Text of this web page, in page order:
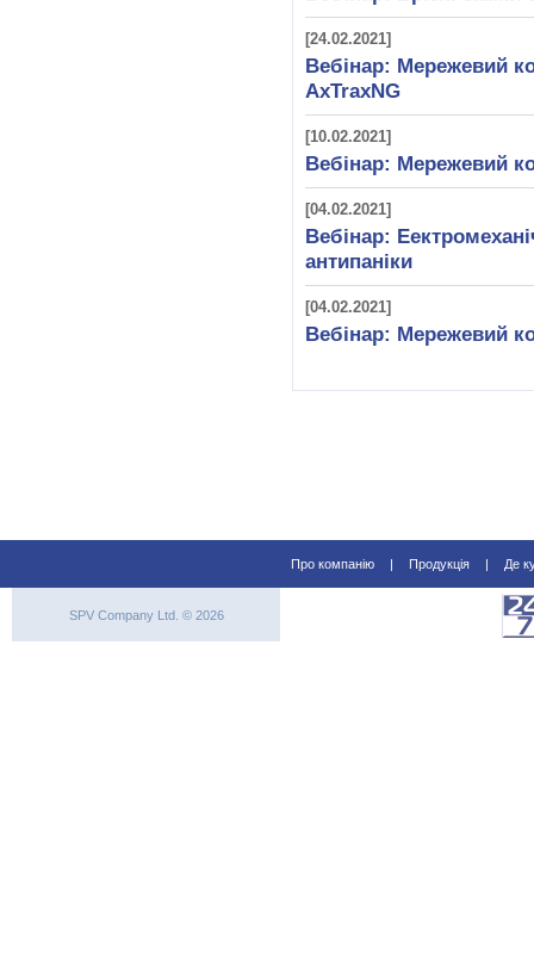
[24.02.2021]
Вебінар: Мережевий
AxTraxNG
[10.02.2021]
Вебінар: Мережевий
[04.02.2021]
Вебінар:
антипаніки
[04.02.2021]
Вебінар: Мережевий
Про компанію | Продукція | Де
SPV Company Ltd. © 2026